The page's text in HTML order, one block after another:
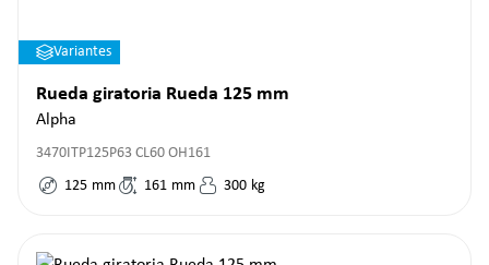
Variantes
Rueda giratoria Rueda 125 mm
Alpha
3470ITP125P63 CL60 OH161
125 mm 161 mm 300 kg